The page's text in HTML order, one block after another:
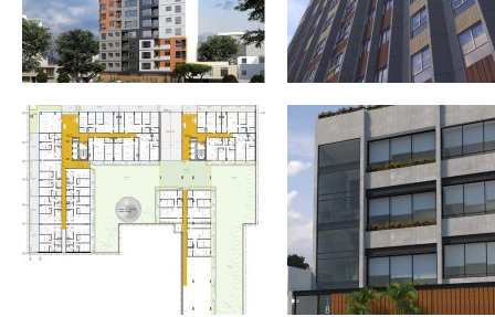
EDIFICIO MULTIFAMILIAR «SACO
OLIVEROS» 86 VIVIENDAS EN
CERCADO DE LIMA. LIMA
EDIFICIO MULTIFAMILIAR
«TRADIZIONE» 94
JESÚS MARÍA. LIMA